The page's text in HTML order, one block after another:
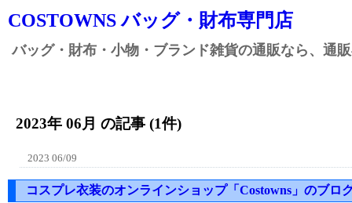
COSTOWNS バッグ・財布専門店
バッグ・財布・小物・ブランド雑貨の通販なら、通
2023年 06月 の記事 (1件)
2023 06/09
コスプレ衣装のオンラインショップ「Costowns」のブロ